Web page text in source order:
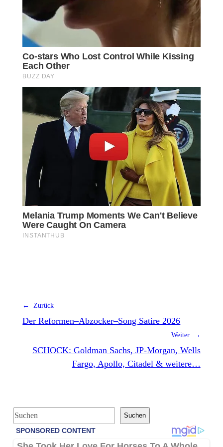
← Zurück
Der Reformen–Abzocker–Song Satire 2026
Weiter →
SCHOCK: Goldman Sachs, JP-Morgan, Wells
Fargo, Apollo, Citadel & weitere…
S
u
Suchen